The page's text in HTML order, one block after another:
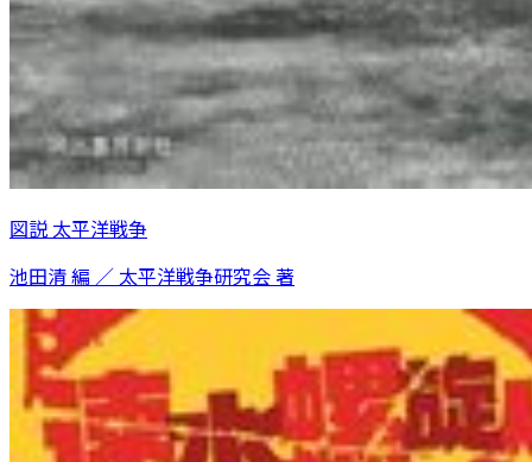
図説 太平洋戦争
池田清 編 ／ 太平洋戦争研究会 著